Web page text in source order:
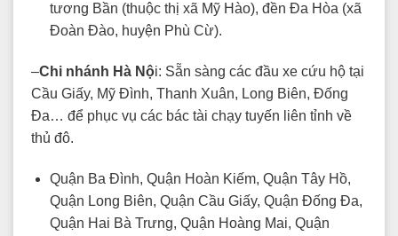
tương Bần (thuộc thị xã Mỹ Hào), đền Đa Hòa (xã
Đoàn Đào, huyện Phù Cừ).
–Chi nhánh Hà Nội: Sẵn sàng các đầu xe cứu hộ tại
Cầu Giấy, Mỹ Đình, Thanh Xuân, Long Biên, Đống
Đa… để phục vụ các bác tài chạy tuyến liên tỉnh về
thủ đô.
Quận Ba Đình, Quận Hoàn Kiếm, Quận Tây Hồ,
Quận Long Biên, Quận Cầu Giấy, Quận Đống Đa,
Quận Hai Bà Trưng, Quận Hoàng Mai, Quận